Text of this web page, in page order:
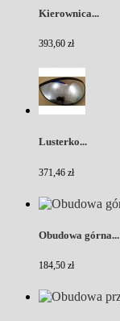
Kierownica...
393,60 zł
Lusterko...
371,46 zł
Obudowa górna...
184,50 zł